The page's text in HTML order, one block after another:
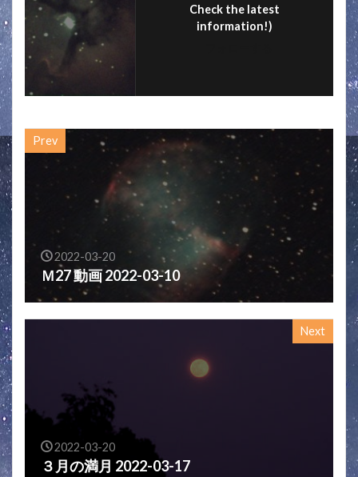
Check the latest
information!)
Prev
2022-03-20
Ｍ27 動画 2022-03-10
Next
2022-03-20
３月の満月 2022-03-17